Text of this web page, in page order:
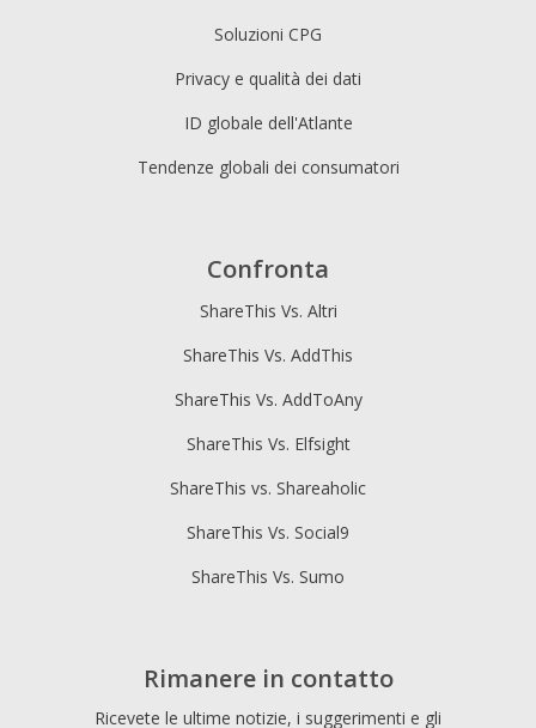
Soluzioni CPG
Privacy e qualità dei dati
ID globale dell'Atlante
Tendenze globali dei consumatori
Confronta
ShareThis Vs. Altri
ShareThis Vs. AddThis
ShareThis Vs. AddToAny
ShareThis Vs. Elfsight
ShareThis vs. Shareaholic
ShareThis Vs. Social9
ShareThis Vs. Sumo
Rimanere in contatto
Ricevete le ultime notizie, i suggerimenti e gli